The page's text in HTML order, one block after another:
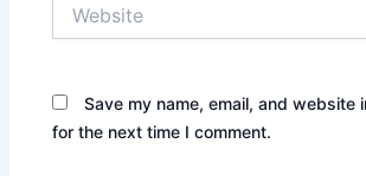
Save my name, email, and website
for the next time I comment.